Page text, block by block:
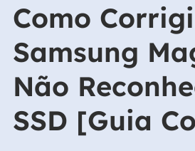
Como
Samsung
Não
SSD [Guia